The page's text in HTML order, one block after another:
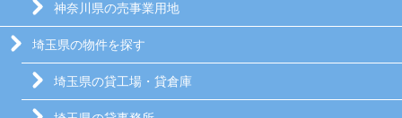
神奈川県の売事業用地
埼玉県の物件を探す
埼玉県の貸工場・貸倉庫